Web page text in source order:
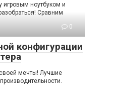
игровым ноутбуком и
Сравним
0
конфигурации
мечты! Лучшие